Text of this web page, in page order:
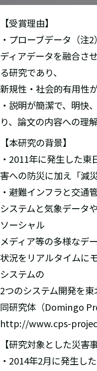
【受賞理由】
・プローブデータ（注
ディアデータを融合さ
る研究であり、
新規性・社会的有用性
・説明が簡潔で、明快
り、論文の内容への理
【本研究の背景】
・2011年に発生した
害への防災に加え「減
・避難インフラと交通
システムと気象データ
ソーシャル
メディア等の多様なデ
状況をリアルタイムに
システムの
2つのシステム開発を
同研究体（Domingo
http://www.cps-
【研究対象とした災害事
・2014年2月に発生し